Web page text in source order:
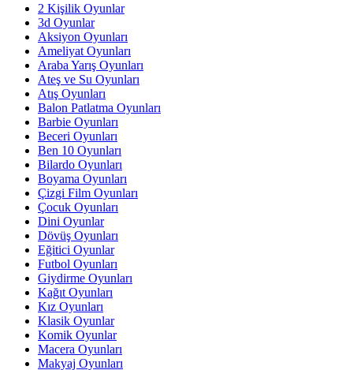
2 Kişilik Oyunlar
3d Oyunlar
Aksiyon Oyunları
Ameliyat Oyunları
Araba Yarış Oyunları
Ateş ve Su Oyunları
Atış Oyunları
Balon Patlatma Oyunları
Barbie Oyunları
Beceri Oyunları
Ben 10 Oyunları
Bilardo Oyunları
Boyama Oyunları
Çizgi Film Oyunları
Çocuk Oyunları
Dini Oyunlar
Dövüş Oyunları
Eğitici Oyunlar
Futbol Oyunları
Giydirme Oyunları
Kağıt Oyunları
Kız Oyunları
Klasik Oyunlar
Komik Oyunlar
Macera Oyunları
Makyaj Oyunları